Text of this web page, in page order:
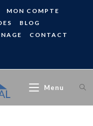
MON COMPTE
BLOG
CONTACT
Menu